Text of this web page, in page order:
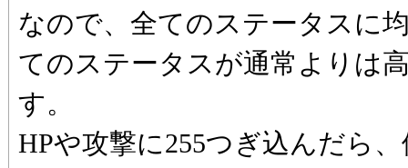
なので、全てのステータスに
てのステータスが通常よりは
す。
HPや攻撃に255つぎ込んだら